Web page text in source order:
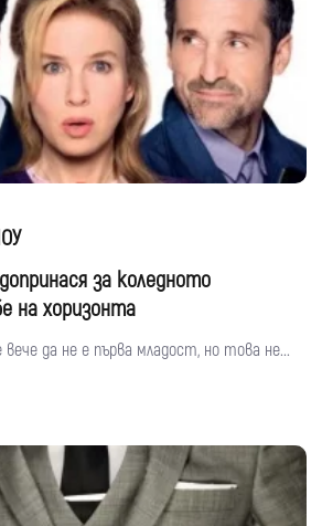
за коледното
на хоризонта
да не е първа младост, но това не...